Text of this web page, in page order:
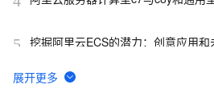
5 挖掘阿里云ECS的潜力：创意应用和
6 阿里云2核4G配置服务器可选实例及